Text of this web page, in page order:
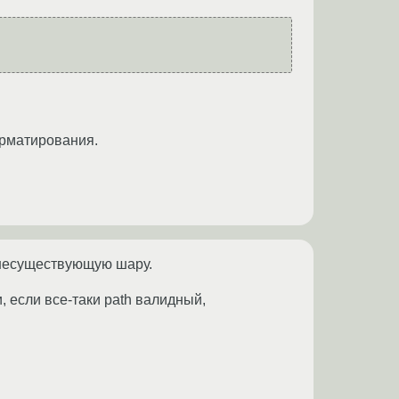
шару.
если все-таки path валидный,